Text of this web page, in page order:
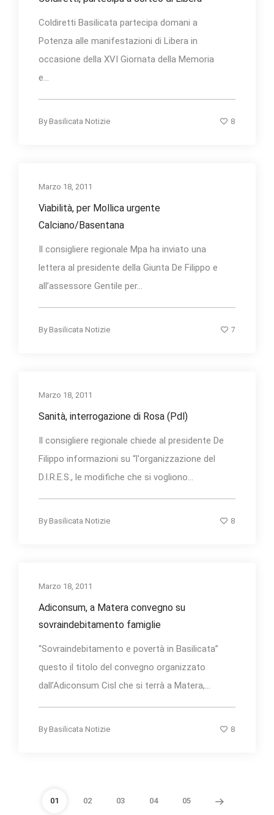
Coldiretti Basilicata partecipa domani a
Potenza alle manifestazioni di Libera in
occasione della XVI Giornata della Memoria
e...
By Basilicata Notizie 8
Marzo 18, 2011
Viabilità, per Mollica urgente
Calciano/Basentana
Il consigliere regionale Mpa ha inviato una
lettera al presidente della Giunta De Filippo e
all’assessore Gentile per...
By Basilicata Notizie 7
Marzo 18, 2011
Sanità, interrogazione di Rosa (Pdl)
Il consigliere regionale chiede al presidente De
Filippo informazioni su “l'organizzazione del
D.I.R.E.S., le modifiche che si vogliono...
By Basilicata Notizie 8
Marzo 18, 2011
Adiconsum, a Matera convegno su
sovraindebitamento famiglie
“Sovraindebitamento e povertà in Basilicata”
questo il titolo del convegno organizzato
dall’Adiconsum Cisl che si terrà a Matera,...
By Basilicata Notizie 8
01 02 03 04 05